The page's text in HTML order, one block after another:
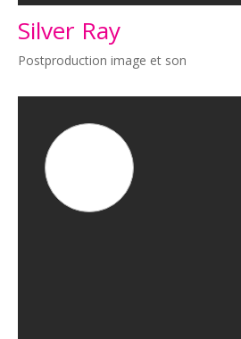
Silver Ray
Postproduction image et son